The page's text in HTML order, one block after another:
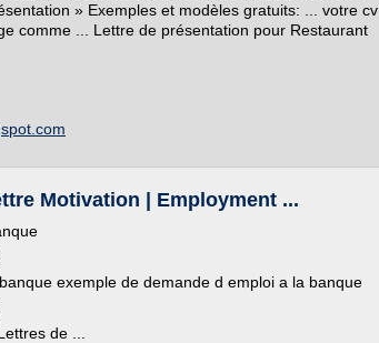
» Exemples et modèles gratuits: ... votre cv
comme ... Lettre de présentation pour Restaurant
Motivation | Employment ...
exemple de demande d emploi a la banque
de ...